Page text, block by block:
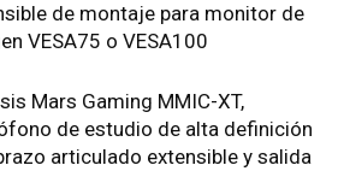
de montaje para monitor de
VESA75 o VESA100
Mars Gaming MMIC-XT,
de estudio de alta definición
articulado extensible y salida